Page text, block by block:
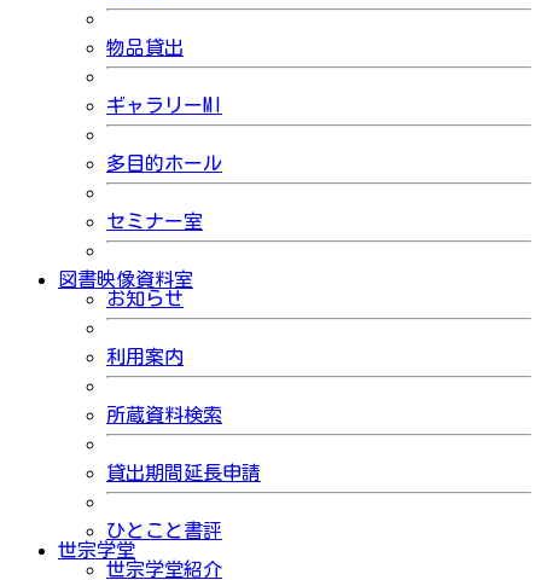
物品貸出
ギャラリーMI
多目的ホール
セミナー室
図書映像資料室
お知らせ
利用案内
所蔵資料検索
貸出期間延長申請
ひとこと書評
世宗学堂
世宗学堂紹介